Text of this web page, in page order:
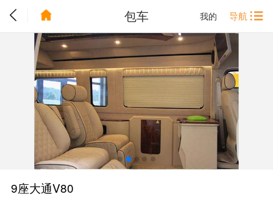
我的 导航
包车
9座大通V80